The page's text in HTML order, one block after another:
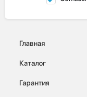
Главная
Каталог
Гарантия